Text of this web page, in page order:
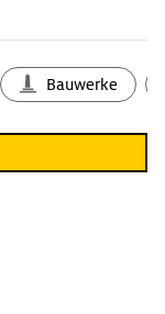
Bauwerke